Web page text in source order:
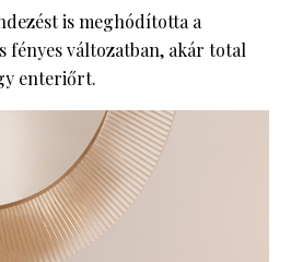
is meghódította a
fényes változatban, akár total
enteriőrt.